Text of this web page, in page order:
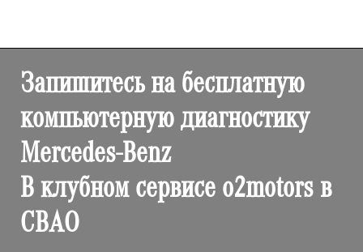
Запишитесь на бесплатную
компьютерную диагностику
Mercedes-Benz
В клубном сервисе o2motors в
СВАО